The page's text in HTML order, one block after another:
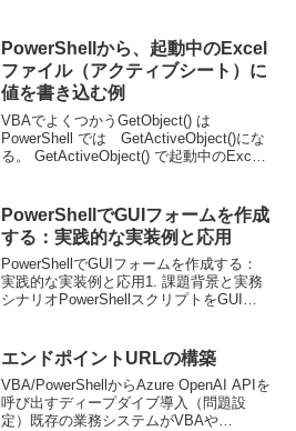
や、二重・三重ループによる検索・...
PowerShellから、起動中のExcel
ファイル（アクティブシート）に
値を書き込む例
VBAでよくつかうGetObject() は
PowerShell では GetActiveObject()にな
る。 GetActiveObject() で起動中のExcecl
PowerShellでGUIフォームを作成
する：実践的な実装例と応用
PowerShellでGUIフォームを作成する：
実践的な実装例と応用1. 課題背景と実務
シナリオPowerShellスクリプトをGUI化
ァイル一括処理スクリプトをGUI...
エンドポイントURLの構築
VBA/PowerShellからAzure OpenAI APIを
呼び出すディープダイブ導入（問題設
定）既存の業務システムがVBAや